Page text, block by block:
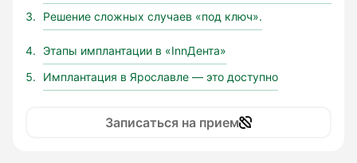
Решение сложных случаев «под ключ».
Этапы имплантации в «InnДента»
Имплантация в Ярославле — это доступно
Записаться на прием